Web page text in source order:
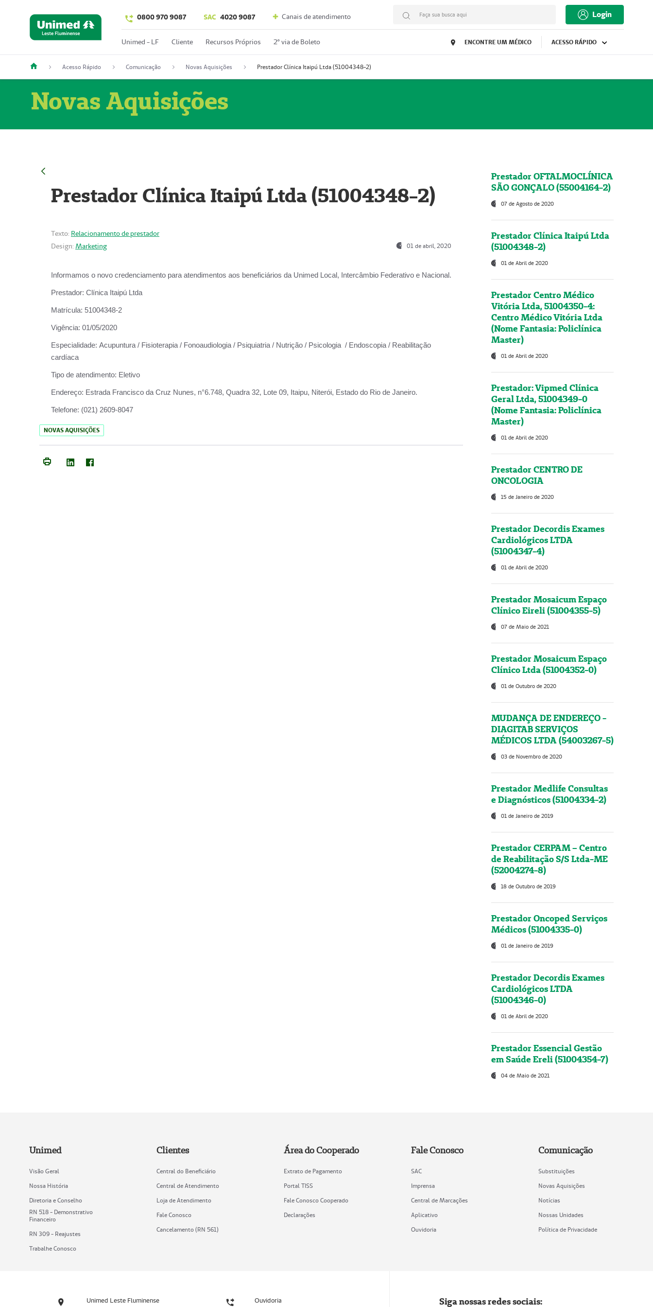
0800 970 9087 SAC 4020 9087 Canais de atendimento Faça sua busca aqui Login
Unimed - LF Cliente Recursos Próprios 2º via de Boleto ENCONTRE UM MÉDICO ACESSO RÁPIDO
Acesso Rápido Comunicação Novas Aquisições Prestador Clínica Itaipú Ltda (51004348-2)
Novas Aquisições
Prestador Clínica Itaipú Ltda (51004348-2)
Texto: Relacionamento de prestador
Design: Marketing 01 de abril, 2020
Informamos o novo credenciamento para atendimentos aos beneficiários da Unimed Local, Intercâmbio Federativo e Nacional.
Prestador: Clínica Itaipú Ltda
Matrícula: 51004348-2
Vigência: 01/05/2020
Especialidade: Acupuntura / Fisioterapia / Fonoaudiologia / Psiquiatria / Nutrição / Psicologia / Endoscopia / Reabilitação
cardíaca
Tipo de atendimento: Eletivo
Endereço: Estrada Francisco da Cruz Nunes, n°6.748, Quadra 32, Lote 09, Itaipu, Niterói, Estado do Rio de Janeiro.
Telefone: (021) 2609-8047
NOVAS AQUISIÇÕES
Prestador OFTALMOCLÍNICA
SÃO GONÇALO (55004164-2)
07 de Agosto de 2020
Prestador Clínica Itaipú Ltda
(51004348-2)
01 de Abril de 2020
Prestador Centro Médico
Vitória Ltda, 51004350-4:
Centro Médico Vitória Ltda
(Nome Fantasia: Policlínica
Master)
01 de Abril de 2020
Prestador: Vipmed Clínica
Geral Ltda, 51004349-0
(Nome Fantasia: Policlínica
Master)
01 de Abril de 2020
Prestador CENTRO DE
ONCOLOGIA
15 de Janeiro de 2020
Prestador Decordis Exames
Cardiológicos LTDA
(51004347-4)
01 de Abril de 2020
Prestador Mosaicum Espaço
Clínico Eireli (51004355-5)
07 de Maio de 2021
Prestador Mosaicum Espaço
Clínico Ltda (51004352-0)
01 de Outubro de 2020
MUDANÇA DE ENDEREÇO -
DIAGITAB SERVIÇOS
MÉDICOS LTDA (54003267-5)
03 de Novembro de 2020
Prestador Medlife Consultas
e Diagnósticos (51004334-2)
01 de Janeiro de 2019
Prestador CERPAM – Centro
de Reabilitação S/S Ltda-ME
(52004274-8)
18 de Outubro de 2019
Prestador Oncoped Serviços
Médicos (51004335-0)
01 de Janeiro de 2019
Prestador Decordis Exames
Cardiológicos LTDA
(51004346-0)
01 de Abril de 2020
Prestador Essencial Gestão
em Saúde Ereli (51004354-7)
04 de Maio de 2021
Unimed
Visão Geral
Nossa História
Diretoria e Conselho
RN 518 - Demonstrativo
Financeiro
RN 309 - Reajustes
Trabalhe Conosco
Clientes
Central do Beneficiário
Central de Atendimento
Loja de Atendimento
Fale Conosco
Cancelamento (RN 561)
Área do Cooperado
Extrato de Pagamento
Portal TISS
Fale Conosco Cooperado
Declarações
Fale Conosco
SAC
Imprensa
Central de Marcações
Aplicativo
Ouvidoria
Comunicação
Substituições
Novas Aquisições
Notícias
Nossas Unidades
Política de Privacidade
Unimed Leste Fluminense Ouvidoria Siga nossas redes sociais: